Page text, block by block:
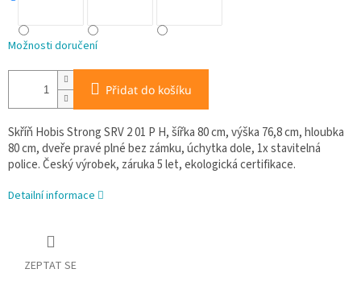
Možnosti doručení
Přidat do košíku
Skříň Hobis Strong SRV 2 01 P H, šířka 80 cm, výška 76,8 cm, hloubka
80 cm, dveře pravé plné bez zámku, úchytka dole, 1x stavitelná
police. Český výrobek, záruka 5 let, ekologická certifikace.
Detailní informace
ZEPTAT SE